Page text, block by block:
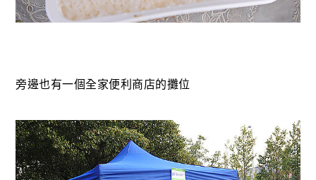
旁邊也有一個全家便利商店的攤位